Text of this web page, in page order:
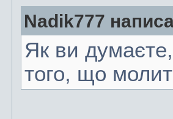
Nadik777
Як ви
того, що